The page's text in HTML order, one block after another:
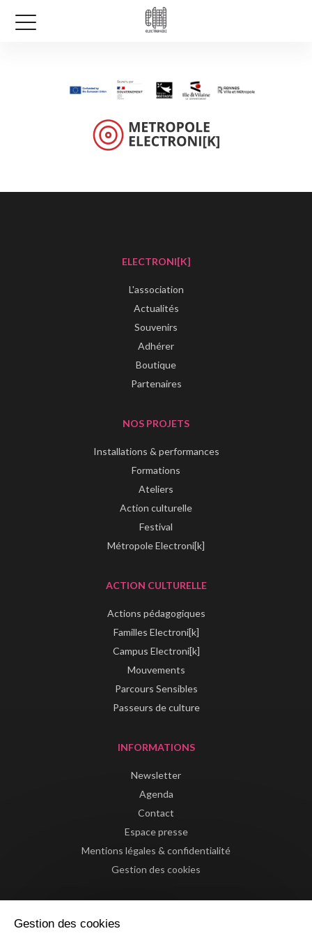
ELECTRONI[K]
L'association
Actualités
Souvenirs
Adhérer
Boutique
Partenaires
NOS PROJETS
Installations & performances
Formations
Ateliers
Action culturelle
Festival
Métropole Electroni[k]
ACTION CULTURELLE
Actions pédagogiques
Familles Electroni[k]
Campus Electroni[k]
Mouvements
Parcours Sensibles
Passeurs de culture
INFORMATIONS
Newsletter
Agenda
Contact
Espace presse
Mentions légales & confidentialité
Gestion des cookies
Gestion des cookies